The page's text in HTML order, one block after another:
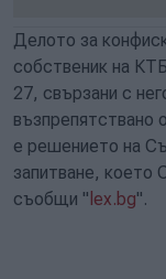
Делото за
собственик на
27, свързани с
възпрепятствано
е решението на
запитване, което
съобщи " lex.bg".